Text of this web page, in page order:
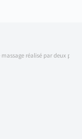
réalisé par deux